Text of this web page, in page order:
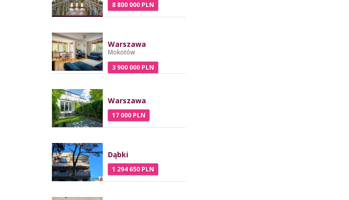
8 800 000 PLN
Warszawa
Mokotów
3 900 000 PLN
Warszawa
17 000 PLN
Dąbki
1 294 650 PLN